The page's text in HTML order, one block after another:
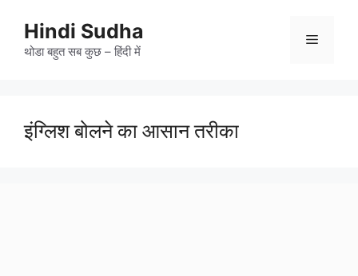
contentHindi Sudha
थोडा बहुत सब कुछ – हिंदी में
Menu
इंग्लिश बोलने का आसान तरीका